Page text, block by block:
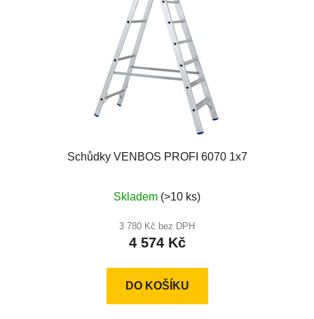
Schůdky VENBOS PROFI 6070 1x7
hodnocení
produktu
je
z
Skladem (>10 ks)
3 780 Kč bez DPH
4 574 Kč
DO KOŠÍKU